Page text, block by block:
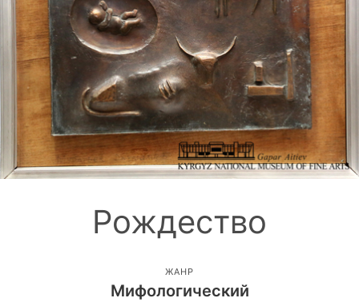
Рождество
ЖАНР
Мифологический